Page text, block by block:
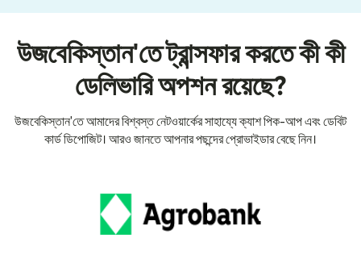
উজবেকিস্তান'তে ট্রান্সফার করতে কী কী
ডেলিভারি অপশন রয়েছে?
উজবেকিস্তান'তে আমাদের বিশ্বস্ত নেটওয়ার্কের সাহায্যে ক্যাশ পিক-আপ এবং ডেবিট
কার্ড ডিপোজিট। আরও জানতে আপনার পছন্দের প্রোভাইডার বেছে নিন।